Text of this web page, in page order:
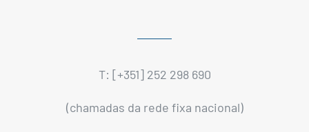
T: [+351] 252 298 690
(chamadas da rede fixa nacional)